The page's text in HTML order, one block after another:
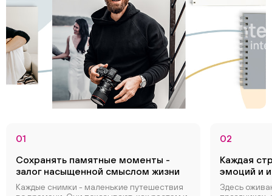
01
Сохранять памятные моменты -
залог насыщенной смыслом жизни
Каждые снимки - маленькие путешествия
02
Каждая
эмоций и
Здесь